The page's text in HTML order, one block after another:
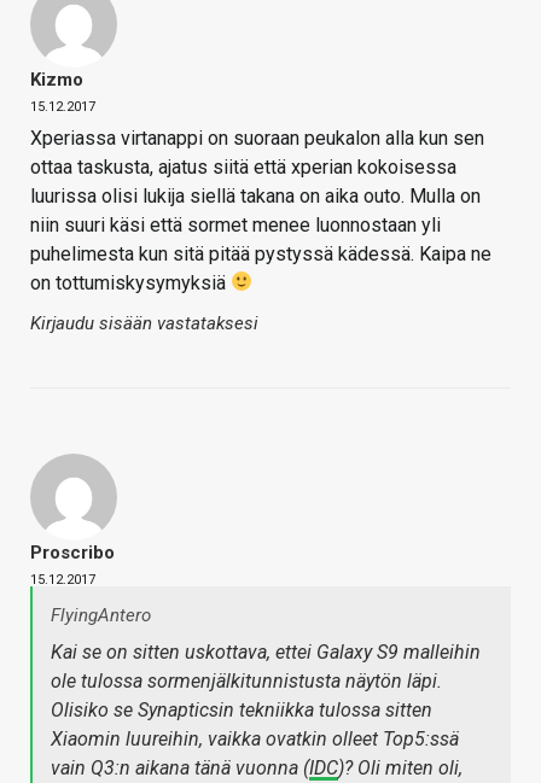
Kizmo
15.12.2017
Xperiassa virtanappi on suoraan peukalon alla kun sen
ottaa taskusta, ajatus siitä että xperian kokoisessa
luurissa olisi lukija siellä takana on aika outo. Mulla on
niin suuri käsi että sormet menee luonnostaan yli
puhelimesta kun sitä pitää pystyssä kädessä. Kaipa ne
on tottumiskysymyksiä
Kirjaudu sisään vastataksesi
Proscribo
15.12.2017
FlyingAntero
Kai se on sitten uskottava, ettei Galaxy S9 malleihin
ole tulossa sormenjälkitunnistusta näytön läpi.
Olisiko se Synapticsin tekniikka tulossa sitten
Xiaomin luureihin, vaikka ovatkin olleet Top5:ssä
vain Q3:n aikana tänä vuonna (IDC)? Oli miten oli,